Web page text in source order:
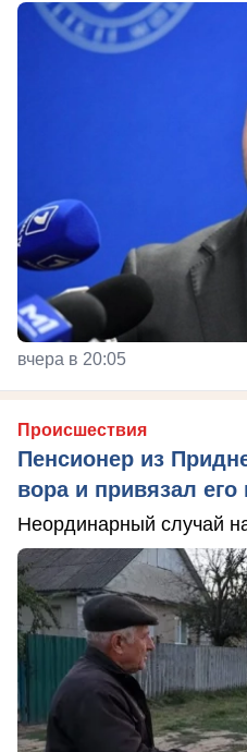
вчера в 20:05
Происшествия
Пенсионер из
вора и привязал его
Неординарный случай